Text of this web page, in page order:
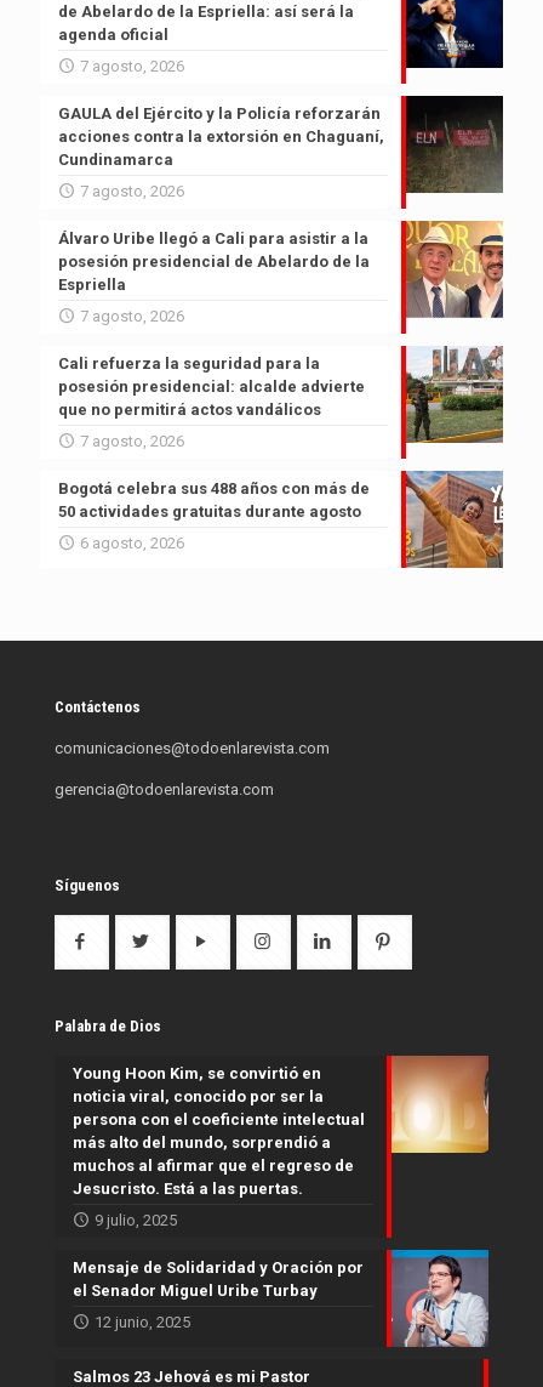
de Abelardo de la Espriella: así será la
agenda oficial
7 agosto, 2026
GAULA del Ejército y la Policía reforzarán
acciones contra la extorsión en Chaguaní,
Cundinamarca
7 agosto, 2026
Álvaro Uribe llegó a Cali para asistir a la
posesión presidencial de Abelardo de la
Espriella
7 agosto, 2026
Cali refuerza la seguridad para la
posesión presidencial: alcalde advierte
que no permitirá actos vandálicos
7 agosto, 2026
Bogotá celebra sus 488 años con más de
50 actividades gratuitas durante agosto
6 agosto, 2026
Contáctenos
comunicaciones@todoenlarevista.com
gerencia@todoenlarevista.com
Síguenos
Palabra de Dios
Young Hoon Kim, se convirtió en
noticia viral, conocido por ser la
persona con el coeficiente intelectual
más alto del mundo, sorprendió a
muchos al afirmar que el regreso de
Jesucristo. Está a las puertas.
9 julio, 2025
Mensaje de Solidaridad y Oración por
el Senador Miguel Uribe Turbay
12 junio, 2025
Salmos 23 Jehová es mi Pastor